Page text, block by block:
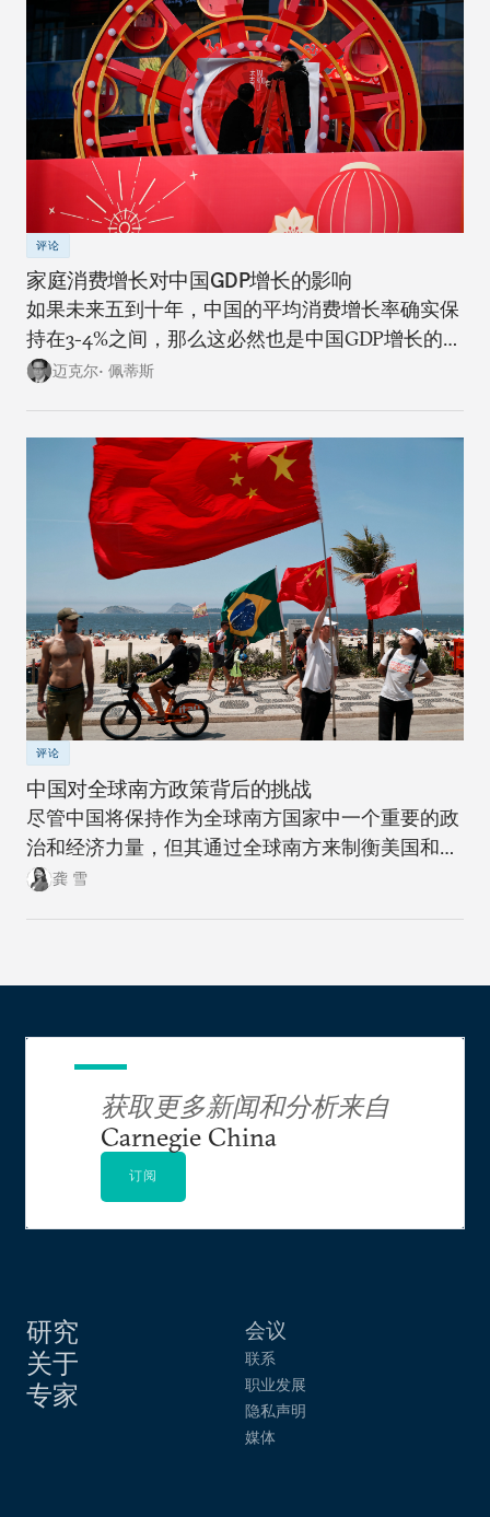
评论
家庭消费增长对中国GDP增长的影响
如果未来五到十年，中国的平均消费增长率确实保
持在3-4%之间，那么这必然也是中国GDP增长的上
限。迈克尔• 佩蒂斯
评论
中国对全球南方政策背后的挑战
尽管中国将保持作为全球南方国家中一个重要的政
治和经济力量，但其通过全球南方来制衡美国和全
球北方的雄心计划远非十拿九稳。
龚 雪
研究
关于
专家
会议
联系
职业发展
隐私声明
媒体
获取更多新闻和分析来自
Carnegie China
订阅